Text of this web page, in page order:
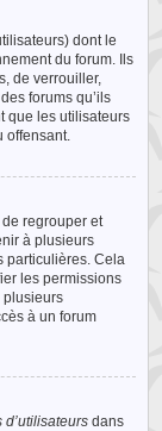
dont le
du forum. Ils
de verrouiller,
forums qu’ils
que les utilisateurs
offensant.
regrouper et
à plusieurs
particulières. Cela
les permissions
plusieurs
à un forum
d’utilisateurs dans